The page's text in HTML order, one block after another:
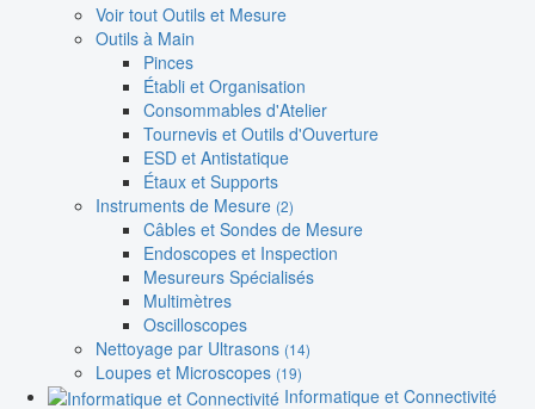
Voir tout Outils et Mesure
Outils à Main
Pinces
Établi et Organisation
Consommables d'Atelier
Tournevis et Outils d'Ouverture
ESD et Antistatique
Étaux et Supports
Instruments de Mesure (2)
Câbles et Sondes de Mesure
Endoscopes et Inspection
Mesureurs Spécialisés
Multimètres
Oscilloscopes
Nettoyage par Ultrasons (14)
Loupes et Microscopes (19)
Informatique et Connectivité